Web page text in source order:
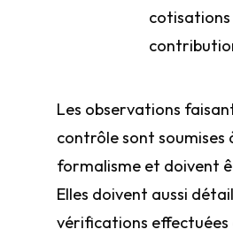
Les observations
contrôle sont soumises
formalisme et doivent
Elles doivent aussi
vérifications effectuées